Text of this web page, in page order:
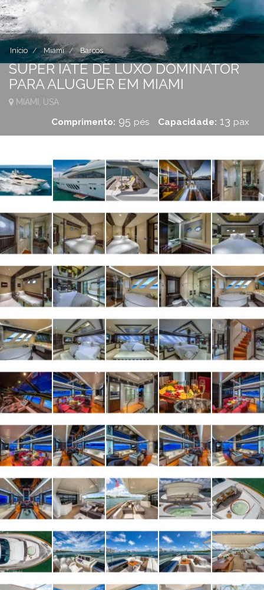
Início Miami Barcos
SUPER IATE DE LUXO DOMINATOR
PARA ALUGUER EM MIAMI
MIAMI, USA
Comprimento: 95 pés Capacidade: 13 pax